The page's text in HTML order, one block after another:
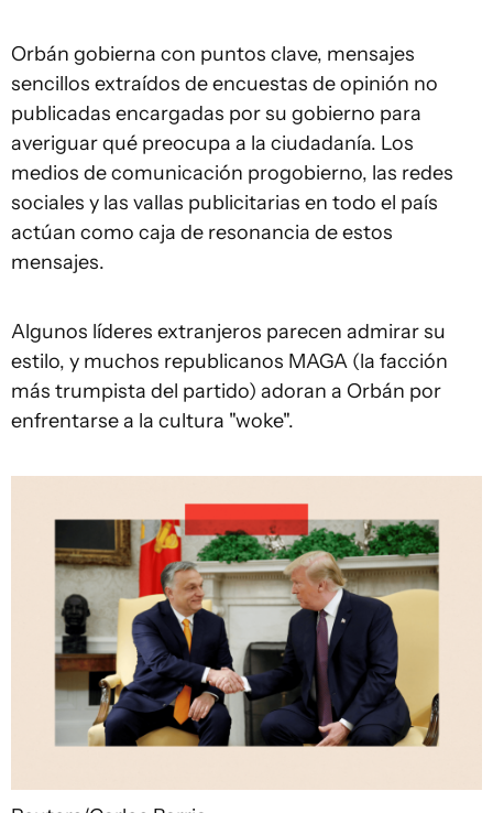
Orbán gobierna con puntos clave, mensajes
sencillos extraídos de encuestas de opinión no
publicadas encargadas por su gobierno para
averiguar qué preocupa a la ciudadanía. Los
medios de comunicación progobierno, las redes
sociales y las vallas publicitarias en todo el país
actúan como caja de resonancia de estos
mensajes.
Algunos líderes extranjeros parecen admirar su
estilo, y muchos republicanos MAGA (la facción
más trumpista del partido) adoran a Orbán por
enfrentarse a la cultura "woke".